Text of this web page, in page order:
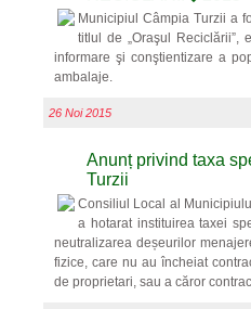
Municipiul Câmpia Turzii a
titlul de „Oraşul
informare şi conştientizare a
ambalaje.
26 Noi 2015
Anunț privind taxa
Turzii
Consiliul Local al
a hotarat instituirea taxei
neutralizarea deșeurilor
fizice, care nu au încheiat
de proprietari, sau a căror